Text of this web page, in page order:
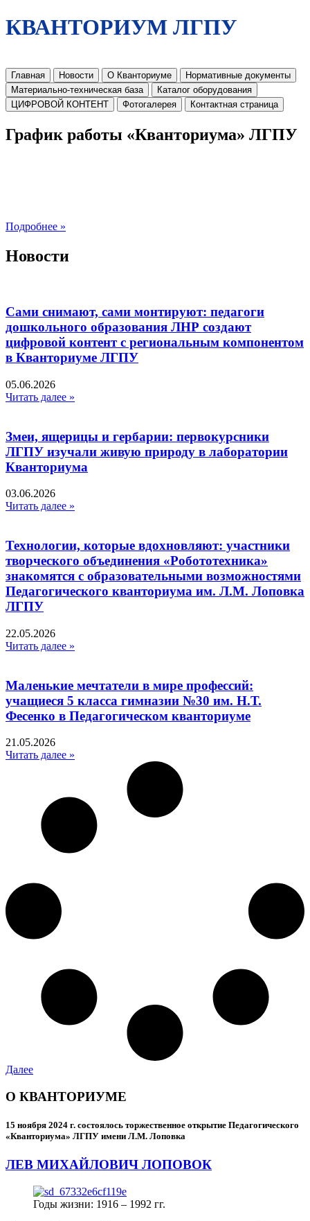
КВАНТОРИУМ ЛГПУ
Главная Новости О Кванториуме
Нормативные документы
Материально-техническая база
Каталог оборудования
ЦИФРОВОЙ КОНТЕНТ
Фотогалерея Контактная страница
График работы «Кванториума» ЛГПУ
Подробнее »
Новости
Сами снимают, сами монтируют: педагоги
дошкольного образования ЛНР создают
цифровой контент с региональным компонентом
в Кванториуме ЛГПУ​
05.06.2026
Читать далее »
Змеи, ящерицы и гербарии: первокурсники
ЛГПУ изучали живую природу в лаборатории
Кванториума
03.06.2026
Читать далее »
Технологии, которые вдохновляют: участники
творческого объединения «Робототехника»
знакомятся с образовательными возможностями
Педагогического кванториума им. Л.М. Лоповка
ЛГПУ
22.05.2026
Читать далее »
Маленькие мечтатели в мире профессий:
учащиеся 5 класса гимназии №30 им. Н.Т.
Фесенко в Педагогическом кванториуме
21.05.2026
Читать далее »
Далее
О КВАНТОРИУМЕ
15 ноября 2024 г. состоялось торжественное открытие Педагогического
«Кванториума» ЛГПУ имени Л.М. Лоповка
ЛЕВ МИХАЙЛОВИЧ ЛОПОВОК
Годы жизни: 1916 – 1992 гг.